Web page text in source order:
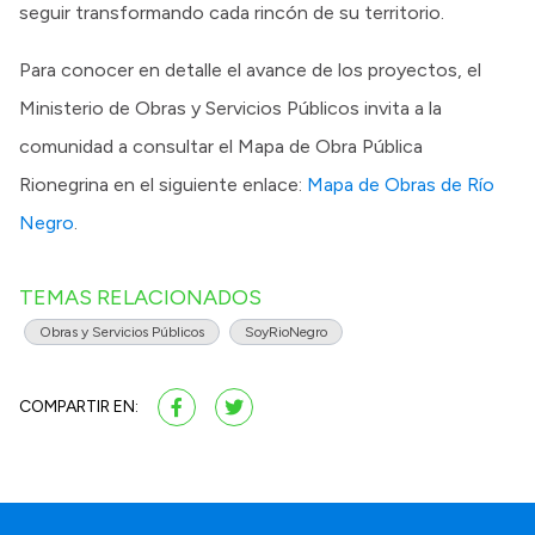
seguir transformando cada rincón de su territorio.
Para conocer en detalle el avance de los proyectos, el
Ministerio de Obras y Servicios Públicos invita a la
comunidad a consultar el Mapa de Obra Pública
Rionegrina en el siguiente enlace: Mapa de Obras de Río
Negro.
TEMAS RELACIONADOS
Obras y Servicios Públicos SoyRioNegro
COMPARTIR EN: